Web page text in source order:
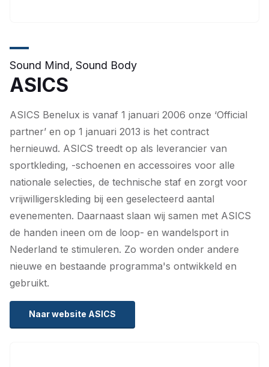
Sound Mind, Sound Body
ASICS
ASICS Benelux is vanaf 1 januari 2006 onze ‘Official
partner’ en op 1 januari 2013 is het contract
hernieuwd. ASICS treedt op als leverancier van
sportkleding, -schoenen en accessoires voor alle
nationale selecties, de technische staf en zorgt voor
vrijwilligerskleding bij een geselecteerd aantal
evenementen. Daarnaast slaan wij samen met ASICS
de handen ineen om de loop- en wandelsport in
Nederland te stimuleren. Zo worden onder andere
nieuwe en bestaande programma's ontwikkeld en
gebruikt.
Naar website ASICS